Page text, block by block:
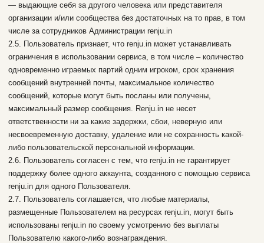
— выдающие себя за другого человека или представителя
организации и/или сообщества без достаточных на то прав, в том
числе за сотрудников Администрации renju.in
2.5. Пользователь признает, что renju.in может устанавливать
ограничения в использовании сервиса, в том числе – количество
одновременно играемых партий одним игроком, срок хранения
сообщений внутренней почты, максимальное количество
сообщений, которые могут быть посланы или получены,
максимальный размер сообщения. Renju.in не несет
ответственности ни за какие задержки, сбои, неверную или
несвоевременную доставку, удаление или не сохранность какой-
либо пользовательской персональной информации.
2.6. Пользователь согласен с тем, что renju.in не гарантирует
поддержку более одного аккаунта, созданного с помощью сервиса
renju.in для одного Пользователя.
2.7. Пользователь соглашается, что любые материалы,
размещенные Пользователем на ресурсах renju.in, могут быть
использованы renju.in по своему усмотрению без выплаты
Пользователю какого-либо вознаграждения.